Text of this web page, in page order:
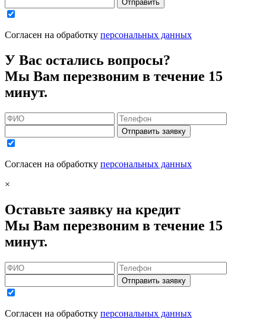
Отправить
Согласен на обработку персональных данных
У Вас остались вопросы?
Мы Вам перезвоним в течение 15
минут.
Отправить заявку
Согласен на обработку персональных данных
×
Оставьте заявку на кредит
Мы Вам перезвоним в течение 15
минут.
Отправить заявку
Согласен на обработку персональных данных